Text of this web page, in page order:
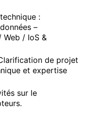
:
–
/ IoS &
de projet
et expertise
sur le